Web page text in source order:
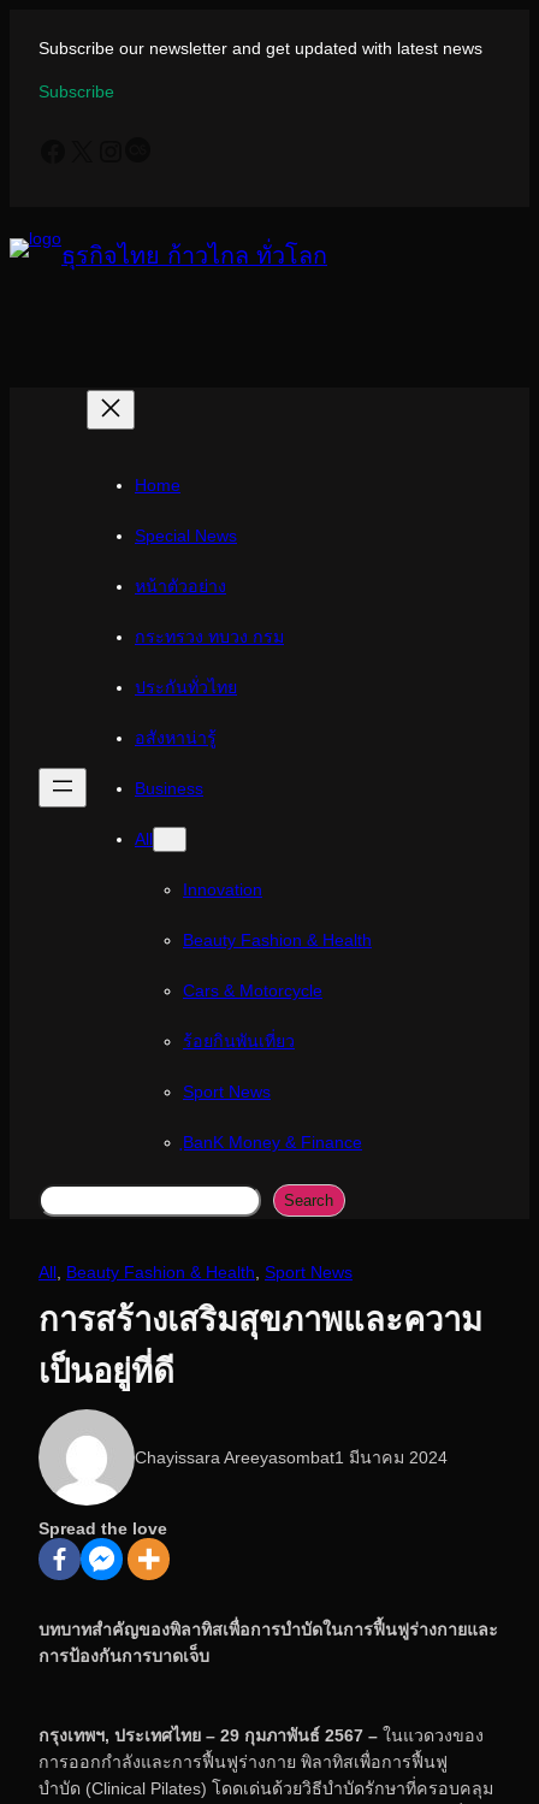
เนื้อหา
Subscribe our newsletter and get updated with latest news
Subscribe
ธุรกิจไทย ก้าวไกล ทั่วโลก
Home
Special News
หน้าตัวอย่าง
กระทรวง ทบวง กรม
ประกันทั่วไทย
อสังหาน่ารู้
Business
All
Innovation
Beauty Fashion & Health
Cars & Motorcycle
ร้อยกินพันเที่ยว
Sport News
ฺBanK Money & Finance
Search Search
All Beauty Fashion & Health Sport News
การสร้างเสริมสุขภาพและความ
เป็นอยู่ที่ดี
Chayissara Areeyasombat1 มีนาคม 2024
Spread the love
บทบาทสำคัญของพิลาทิสเพื่อการบำบัดในการฟื้นฟูร่างกายและ
การป้องกันการบาดเจ็บ
กรุงเทพฯ, ประเทศไทย – 29 กุมภาพันธ์ 2567 – ในแวดวงของ
การออกกำลังและการฟื้นฟูร่างกาย พิลาทิสเพื่อการฟื้นฟู
บำบัด (Clinical Pilates) โดดเด่นด้วยวิธีบำบัดรักษาที่ครอบคลุม